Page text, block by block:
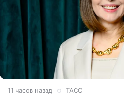
11 часов назад ТАСС